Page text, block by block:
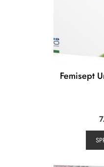
Femisept